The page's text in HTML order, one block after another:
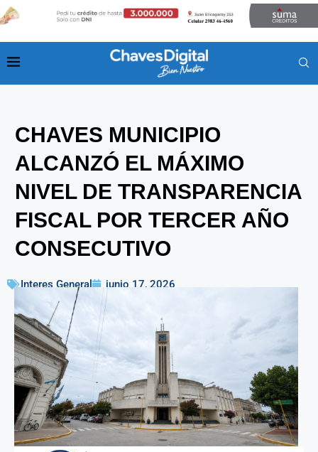
CHAVES MUNICIPIO
ALCANZÓ EL MÁXIMO
NIVEL DE TRANSPARENCIA
FISCAL POR TERCER AÑO
CONSECUTIVO
Interes General junio 17, 2026